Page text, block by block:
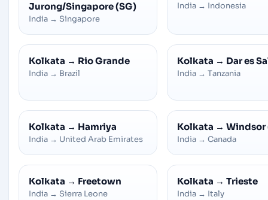
Jurong/Singapore (SG)
India → Singapore
India → Indonesia
Kolkata → Rio Grande
India → Brazil
Kolkata → Dar es
India → Tanzania
Kolkata → Hamriya
India → United Arab Emirates
Kolkata → Windsor
India → Canada
Kolkata → Freetown
India → Sierra Leone
Kolkata → Trieste
India → Italy